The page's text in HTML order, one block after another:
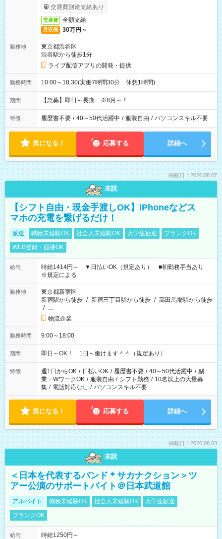
交通費別途支給あり
交通費 全額支給
月収例 30万円～
勤務地
東京都渋谷区
渋谷駅から徒歩1分
ライブ配信アプリの開発・提供
勤務時間 10:00～18:30(実働7時間30分 休憩1時間)
期間 【急募】即日～長期 ※8月～！
特徴 履歴書不要 / 40～50代活躍中 / 服装自由 / パソコンスキル不要
気になる！ 応募する 詳細へ
掲載日：2026.08.07
未読
【シフト自由・現金手渡しOK】iPhoneなどス
マホの充電を繋げるだけ！
派遣 職種未経験OK 社会人未経験OK 大学生歓迎
ブランクOK
WEB登録・面接OK
給与
時給1414円～ ▼日払いOK（規定あり） ■初勤務手当あり
※規定による
勤務地
東京都新宿区
新宿駅から徒歩 / 新宿三丁目駅から徒歩 / 高田馬場駅から徒歩
/ …
物流企業
勤務時間 9:00～18:00
期間 即日～OK！ 1日～働けます＾＾（規定あり）
特徴 週1日からOK / 日払いOK / 履歴書不要 / 40～50代活躍中 / 副
業・WワークOK / 服装自由 / シフト勤務 / 10名以上の大量募
集 / 電話対応なし / パソコンスキル不要
気になる！ 応募する 詳細へ
掲載日：2026.08.03
未読
＜日本を代表するバンド＊サカナクション＞ツ
アー公演のサポートバイト＠日本武道館
アルバイト 職種未経験OK 社会人未経験OK
大学生歓迎
ブランクOK
給与
時給1250円～